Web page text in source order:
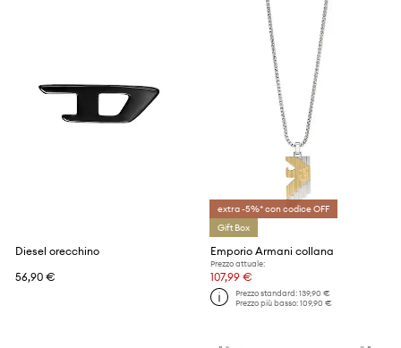
Diesel orecchino
56,90 €
extra -5%* con codice OFF
Gift Box
Emporio Armani collana
Prezzo attuale:
107,99 €
Prezzo standard:139,90 €
Prezzo più basso:109,90 €